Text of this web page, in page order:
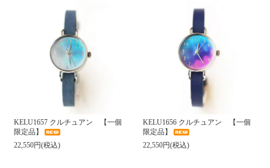
KELU1657 クルチュアン 【一個
限定品】
22,550円(税込)
KELU1656 クルチュアン 【一個
限定品】
22,550円(税込)